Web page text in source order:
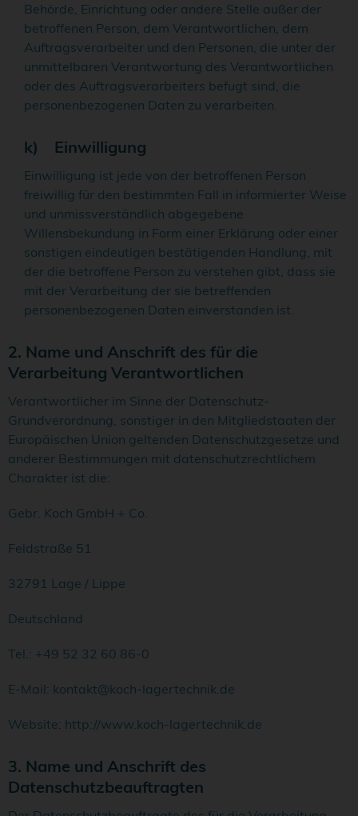
Behörde, Einrichtung oder andere Stelle außer der
betroffenen Person, dem Verantwortlichen, dem
Auftragsverarbeiter und den Personen, die unter der
unmittelbaren Verantwortung des Verantwortlichen
oder des Auftragsverarbeiters befugt sind, die
personenbezogenen Daten zu verarbeiten.
k) Einwilligung
Einwilligung ist jede von der betroffenen Person
freiwillig für den bestimmten Fall in informierter Weise
und unmissverständlich abgegebene
Willensbekundung in Form einer Erklärung oder einer
sonstigen eindeutigen bestätigenden Handlung, mit
der die betroffene Person zu verstehen gibt, dass sie
mit der Verarbeitung der sie betreffenden
personenbezogenen Daten einverstanden ist.
2. Name und Anschrift des für die
Verarbeitung Verantwortlichen
Verantwortlicher im Sinne der Datenschutz-
Grundverordnung, sonstiger in den Mitgliedstaaten der
Europäischen Union geltenden Datenschutzgesetze und
anderer Bestimmungen mit datenschutzrechtlichem
Charakter ist die:
Gebr. Koch GmbH + Co.
Feldstraße 51
32791 Lage / Lippe
Deutschland
Tel.: +49 52 32 60 86-0
E-Mail: kontakt@koch-lagertechnik.de
Website: http://www.koch-lagertechnik.de
3. Name und Anschrift des
Datenschutzbeauftragten